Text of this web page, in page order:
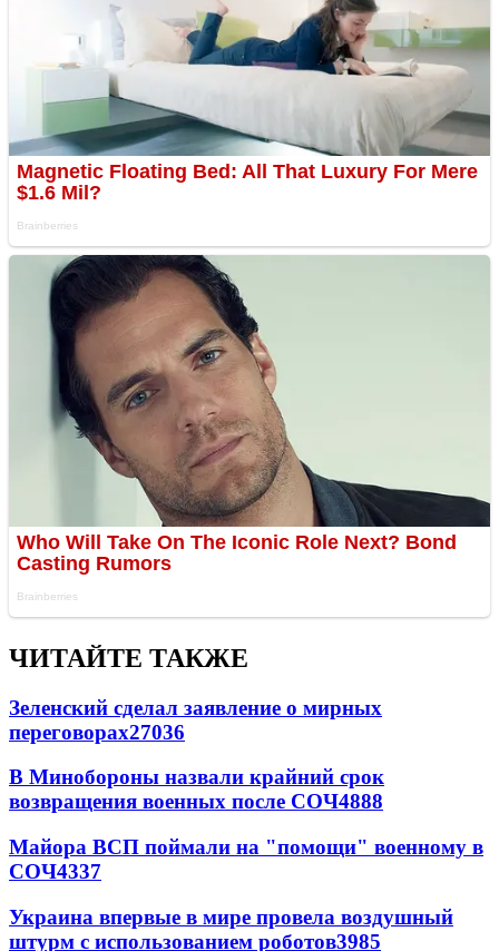
ЧИТАЙТЕ ТАКЖЕ
Зеленский сделал заявление о мирных
переговорах27036
В Минобороны назвали крайний срок
возвращения военных после СОЧ4888
Майора ВСП поймали на "помощи" военному в
СОЧ4337
Украина впервые в мире провела воздушный
штурм с использованием роботов3985